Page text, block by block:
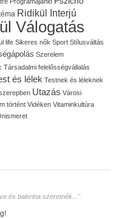
Ridikül Interjú
Válogatás
life Sikeres nők Sport Stílusváltás
Szerelem
Társadalmi felelősségvállalás
és lélek Testnek és léleknek
Utazás Városi
történt Vidéken Vitaminkultúra
és balerina szeretnék..."